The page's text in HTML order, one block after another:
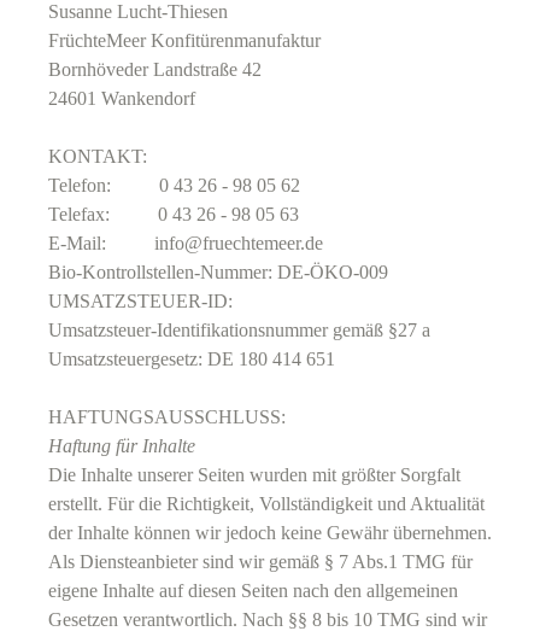
Susanne Lucht-Thiesen
FrüchteMeer Konfitürenmanufaktur
Bornhöveder Landstraße 42
24601 Wankendorf
KONTAKT:
Telefon: 0 43 26 - 98 05 62
Telefax: 0 43 26 - 98 05 63
E-Mail: info@fruechtemeer.de
Bio-Kontrollstellen-Nummer: DE-ÖKO-009
UMSATZSTEUER-ID:
Umsatzsteuer-Identifikationsnummer gemäß §27 a
Umsatzsteuergesetz: DE 180 414 651
HAFTUNGSAUSSCHLUSS:
Haftung für Inhalte
Die Inhalte unserer Seiten wurden mit größter Sorgfalt
erstellt. Für die Richtigkeit, Vollständigkeit und Aktualität
der Inhalte können wir jedoch keine Gewähr übernehmen.
Als Diensteanbieter sind wir gemäß § 7 Abs.1 TMG für
eigene Inhalte auf diesen Seiten nach den allgemeinen
Gesetzen verantwortlich. Nach §§ 8 bis 10 TMG sind wir